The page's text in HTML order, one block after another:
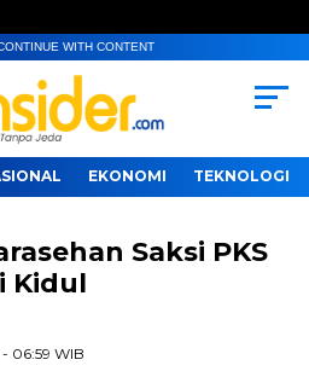
WITH CONTENT
EKONOMI TEKNOLOGI
Saksi PKS
Kidul
- 06:59 WIB